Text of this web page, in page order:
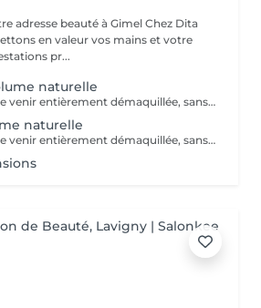
beauté à Gimel Chez Dita
en valeur vos mains et votre
pr...
naturelle
Info pratique: merci de venir entièrement démaquillée, sans quoi un supplément de 10- vous sera facturé
naturelle
Info pratique: merci de venir entièrement démaquillée, sans quoi un supplément de 10- vous sera facturé